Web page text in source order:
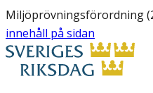
Miljöprövningsförordning
innehåll på sidan